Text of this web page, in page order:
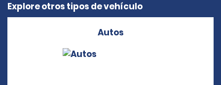
Explore otros tipos de vehículo
Autos